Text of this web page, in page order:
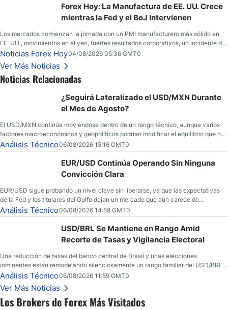
Los Brokers de Forex Más Visitados
yen; el peso mexicano ve un repunte a medida que las tasas caen en EE. UU.
Forex Hoy: La Manufactura de EE. UU. Crece
mientras la Fed y el BoJ Intervienen
Los mercados comienzan la jornada con un PMI manufacturero más sólido en
EE. UU., movimientos en el yen, fuertes resultados corporativos, un incidente de
seguridad en Bitcoin y nuevas señales desde el mercado del petróleo.
Noticias Forex Hoy04/08/2026 05:36 GMT0
Ver Más Noticias
Noticias Relacionadas
¿Seguirá Lateralizado el USD/MXN Durante
el Mes de Agosto?
El USD/MXN continúa moviéndose dentro de un rango técnico, aunque varios
factores macroeconómicos y geopolíticos podrían modificar el equilibrio que ha
dominado al mercado en las últimas semanas.
Análisis Técnico06/08/2026 15:16 GMT0
EUR/USD Continúa Operando Sin Ninguna
Convicción Clara
EUR/USD sigue probando un nivel clave sin liberarse, ya que las expectativas
de la Fed y los titulares del Golfo dejan un mercado que aún carece de
convicción real.
Análisis Técnico06/08/2026 14:58 GMT0
USD/BRL Se Mantiene en Rango Amid
Recorte de Tasas y Vigilancia Electoral
Una reducción de tasas del banco central de Brasil y unas elecciones
inminentes están remodelando silenciosamente un rango familiar del USD/BRL.
Una reducción de tasas por parte del banco central de Brasil y unas elecciones
inminentes están remodelando silenciosamente un rango familiar del USD/BRL.
Esto es lo que los traders están observando a continuación.
Análisis Técnico06/08/2026 11:59 GMT0
Ver Más Noticias